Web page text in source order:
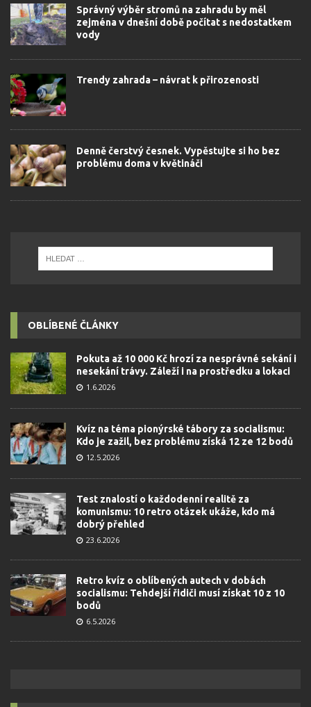
Správný výběr stromů na zahradu by měl
zejména v dnešní době počítat s nedostatkem
vody
Trendy zahrada – návrat k přirozenosti
Denně čerstvý česnek. Vypěstujte si ho bez
problému doma v květináči
OBLÍBENÉ ČLÁNKY
Pokuta až 10 000 Kč hrozí za nesprávné sekání i
nesekání trávy. Záleží i na prostředku a lokaci
1.6.2026
Kvíz na téma pionýrské tábory za socialismu:
Kdo je zažil, bez problému získá 12 ze 12 bodů
12.5.2026
Test znalostí o každodenní realitě za
komunismu: 10 retro otázek ukáže, kdo má
dobrý přehled
23.6.2026
Retro kvíz o oblíbených autech v dobách
socialismu: Tehdejší řidiči musí získat 10 z 10
bodů
6.5.2026